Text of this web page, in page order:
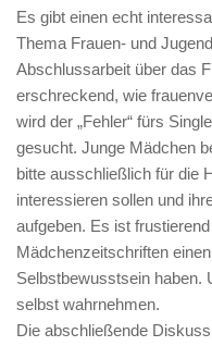
Es gibt einen echt
Thema Frauen- und
Abschlussarbeit über das
erschreckend, wie
wird der „Fehler“ fürs
gesucht. Junge Mädchen
bitte ausschließlich für die
interessieren sollen und
aufgeben. Es ist
Mädchenzeitschriften
Selbstbewusstsein haben.
selbst wahrnehmen.
Die abschließende